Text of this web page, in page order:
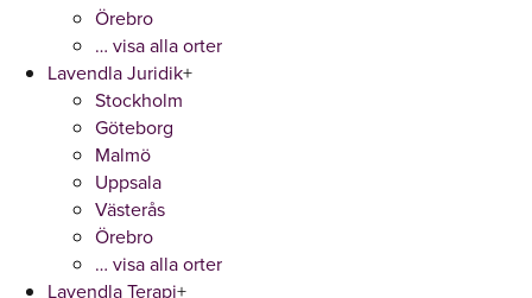
Örebro
… visa alla orter
Lavendla Juridik+
Stockholm
Göteborg
Malmö
Uppsala
Västerås
Örebro
… visa alla orter
Lavendla Terapi+